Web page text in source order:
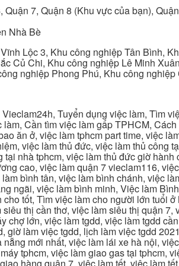
7, Quận 8 (Khu vực của bạn),
Nhà Bè
Lộc 3, Khu công nghiệp Tân Bình,
Củ Chi, Khu công nghiệp Lê Minh
nghiệp Phong Phú, Khu công nghiệp
Tuyển dụng việc làm, Tìm
Cần tìm việc làm gấp TPHCM,
ăn ở, việc làm tphcm part time, việc
việc làm thủ đức, việc làm thủ công
nhà tphcm, việc làm thủ đức giờ
cao, việc làm quận 7 vieclam116,
bình tân, việc làm bình chánh, việc
ngãi, việc làm bình minh, Việc làm
tốt, Tìm việc làm cho người lớn tuổi
thị cần thơ, việc làm siêu thị quận
lớn, việc làm tgdd, việc làm tgdd
làm việc tgdd, lịch làm việc tgdd
mới nhất, việc làm lái xe hà nội,
tphcm, việc làm giao gas tại tphcm,